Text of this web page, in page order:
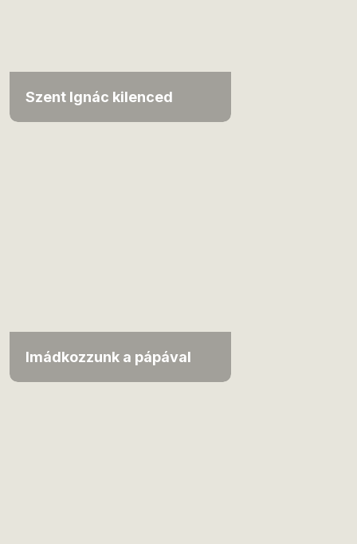
Szent Ignác kilenced
Imádkozzunk a pápával